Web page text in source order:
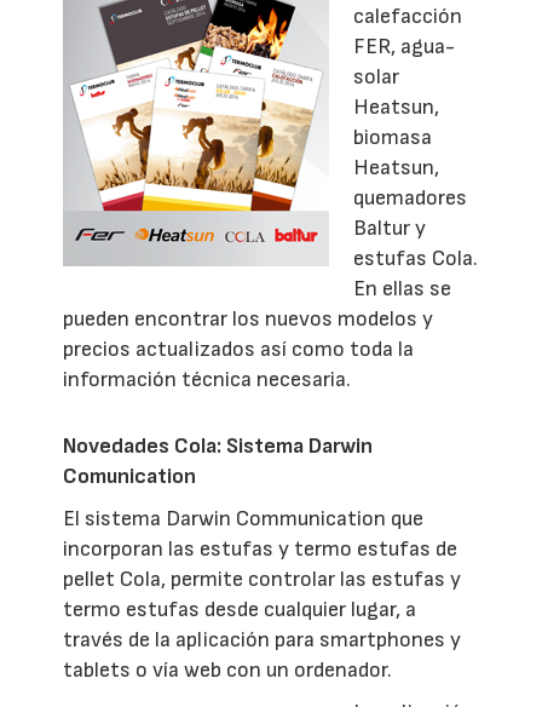
calefacción
FER, agua-
solar
Heatsun,
biomasa
Heatsun,
quemadores
Baltur y
estufas Cola.
En ellas se
pueden encontrar los nuevos modelos y
precios actualizados así como toda la
información técnica necesaria.
Novedades Cola: Sistema Darwin
Comunication
El sistema Darwin Communication que
incorporan las estufas y termo estufas de
pellet Cola, permite controlar las estufas y
termo estufas desde cualquier lugar, a
través de la aplicación para smartphones y
tablets o vía web con un ordenador.